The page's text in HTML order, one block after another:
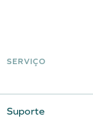
SERVIÇO
Suporte